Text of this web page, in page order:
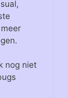
nog niet